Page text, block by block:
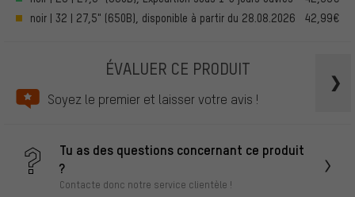
noir | 32 | 27,5" (650B), disponible à partir du 28.08.2026
42,99€
ÉVALUER CE PRODUIT
Soyez le premier et laisser votre avis !
Tu as des questions concernant ce produit
?
Contacte donc notre service clientèle !